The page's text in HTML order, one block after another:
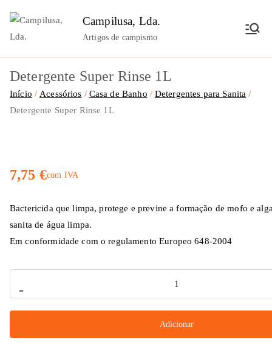
para
conteúdo
Campilusa, Lda.
Artigos de campismo
Detergente Super Rinse 1L
Início Acessórios Casa de Banho
Detergentes para Sanita
Detergente Super Rinse 1L
7,75 €com IVA
Bactericida que limpa, protege e previne a formação de mofo e
sanita de água limpa.
Em conformidade com o regulamento Europeo 648-2004
-
Detergente
Adicionar